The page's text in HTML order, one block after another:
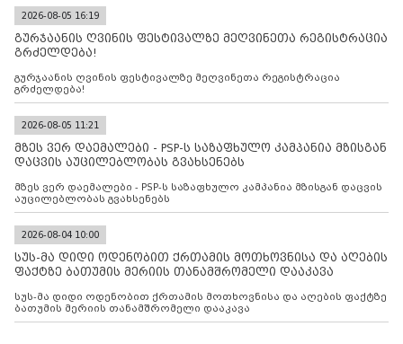
2026-08-05 16:19
გურჯაანის ღვინის ფესტივალზე მეღვინეთა რეგისტრაცია
გრძელდება!
გურჯაანის ღვინის ფესტივალზე მეღვინეთა რეგისტრაცია
გრძელდება!
2026-08-05 11:21
მზეს ვერ დაემალები - PSP-ს საზაფხულო კამპანია მზისგან
დაცვის აუცილებლობას გვახსენებს
მზეს ვერ დაემალები - PSP-ს საზაფხულო კამპანია მზისგან დაცვის
აუცილებლობას გვახსენებს
2026-08-04 10:00
სუს-მა დიდი ოდენობით ქრთამის მოთხოვნისა და აღების
ფაქტზე ბათუმის მერიის თანამშრომელი დააკავა
სუს-მა დიდი ოდენობით ქრთამის მოთხოვნისა და აღების ფაქტზე
ბათუმის მერიის თანამშრომელი დააკავა